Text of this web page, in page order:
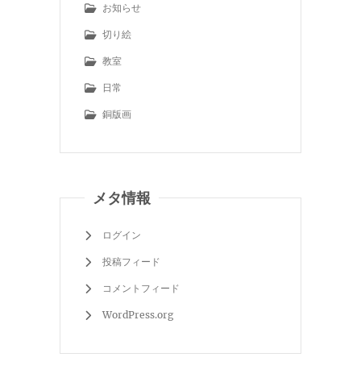
お知らせ
切り絵
教室
日常
銅版画
メタ情報
ログイン
投稿フィード
コメントフィード
WordPress.org